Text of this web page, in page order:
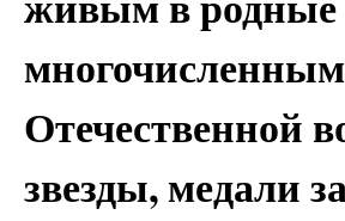
Отечественной
звезды, медали